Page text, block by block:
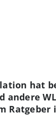
hat
andere
Ratgeber